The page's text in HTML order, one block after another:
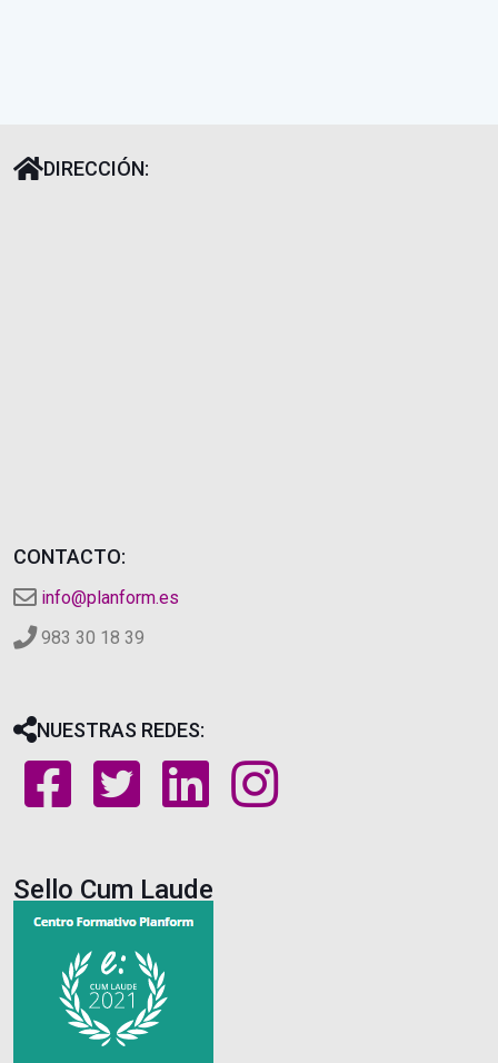
DIRECCIÓN:
CONTACTO:
info@planform.es
983 30 18 39
NUESTRAS REDES:
Sello Cum Laude